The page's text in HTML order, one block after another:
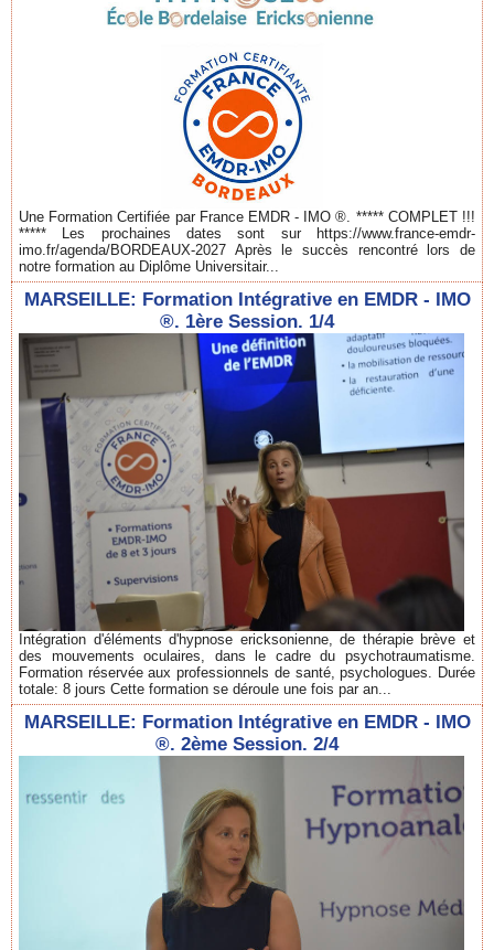
Une Formation Certifiée par France EMDR - IMO ®. ***** COMPLET !!!
***** Les prochaines dates sont sur https://www.france-emdr-
imo.fr/agenda/BORDEAUX-2027 Après le succès rencontré lors de
notre formation au Diplôme Universitair...
MARSEILLE: Formation Intégrative en EMDR - IMO
®. 1ère Session. 1/4
Intégration d'éléments d'hypnose ericksonienne, de thérapie brève et
des mouvements oculaires, dans le cadre du psychotraumatisme.
Formation réservée aux professionnels de santé, psychologues. Durée
totale: 8 jours Cette formation se déroule une fois par an...
MARSEILLE: Formation Intégrative en EMDR - IMO
®. 2ème Session. 2/4